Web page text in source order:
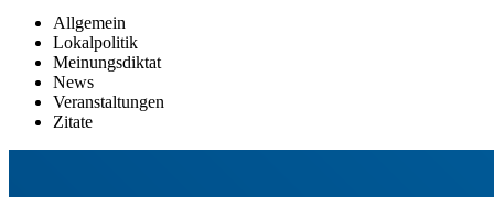
Allgemein
Lokalpolitik
Meinungsdiktat
News
Veranstaltungen
Zitate